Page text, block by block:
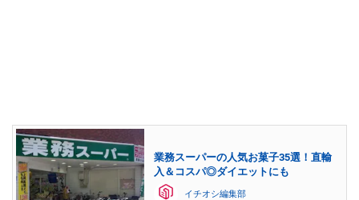
業務スーパーの人気お菓子35選！直輸
入＆コスパ◎ダイエットにも
イチオシ編集部